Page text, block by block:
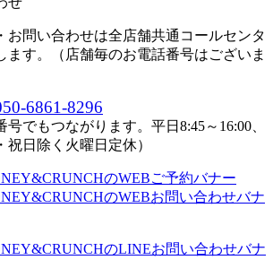
お問い合わせは全店舗共通コールセンタ
ます。（店舗毎のお電話番号はございま
6861-8296
号でもつながります。平日8:45～16:00、
祝日除く火曜日定休）